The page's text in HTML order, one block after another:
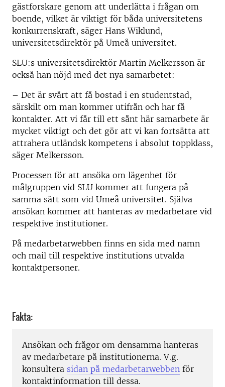
gästforskare genom att underlätta i frågan om
boende, vilket är viktigt för båda universitetens
konkurrenskraft, säger Hans Wiklund,
universitetsdirektör på Umeå universitet.
SLU:s universitetsdirektör Martin Melkersson är
också han nöjd med det nya samarbetet:
– Det är svårt att få bostad i en studentstad,
särskilt om man kommer utifrån och har få
kontakter. Att vi får till ett sånt här samarbete är
mycket viktigt och det gör att vi kan fortsätta att
attrahera utländsk kompetens i absolut toppklass,
säger Melkersson.
Processen för att ansöka om lägenhet för
målgruppen vid SLU kommer att fungera på
samma sätt som vid Umeå universitet. Själva
ansökan kommer att hanteras av medarbetare vid
respektive institutioner.
På medarbetarwebben finns en sida med namn
och mail till respektive institutions utvalda
kontaktpersoner.
Fakta:
Ansökan och frågor om densamma hanteras
av medarbetare på institutionerna. V.g.
konsultera sidan på medarbetarwebben för
kontaktinformation till dessa.